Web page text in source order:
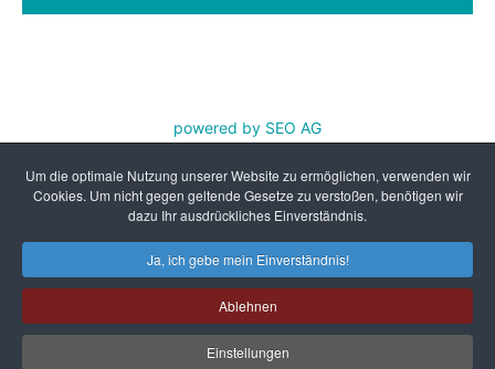
Um die optimale Nutzung unserer Website zu ermöglichen, verwenden wir
Cookies. Um nicht gegen geltende Gesetze zu verstoßen, benötigen wir
dazu Ihr ausdrückliches Einverständnis.
Ja, ich gebe mein Einverständnis!
Ablehnen
Einstellungen
powered by SEO AG
REFA Nordwest e.V. ist zertifiziert nach DIN EN ISO
9001:2015 und AZAV